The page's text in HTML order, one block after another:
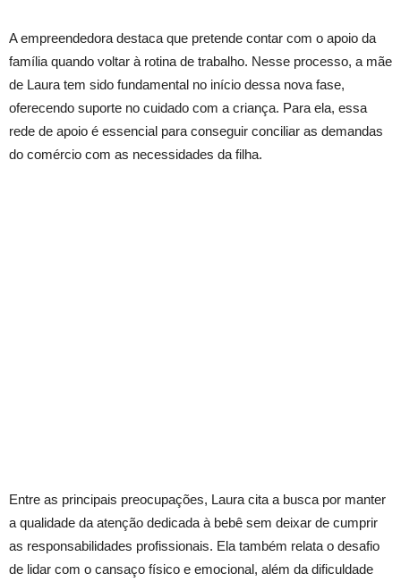
A empreendedora destaca que pretende contar com o apoio da
família quando voltar à rotina de trabalho. Nesse processo, a mãe
de Laura tem sido fundamental no início dessa nova fase,
oferecendo suporte no cuidado com a criança. Para ela, essa
rede de apoio é essencial para conseguir conciliar as demandas
do comércio com as necessidades da filha.
Entre as principais preocupações, Laura cita a busca por manter
a qualidade da atenção dedicada à bebê sem deixar de cumprir
as responsabilidades profissionais. Ela também relata o desafio
de lidar com o cansaço físico e emocional, além da dificuldade